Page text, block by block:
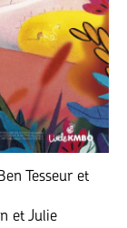
Tesseur et
et Julie